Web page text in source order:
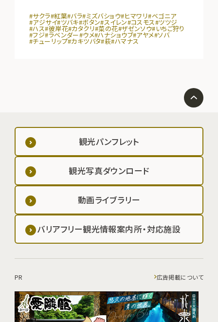
#サクラ#紅葉#バラ#ミズバショウ#ヒマワリ#ベゴニア
#アジサイ#ツバキ#ボタン#スイレン#コスモス#ツツジ
#ハス#彼岸花#カタクリ#菜の花#ザゼンソウ#いちご狩り
#フジ#ラベンダー#ウメ#ハナショウブ#アヤメ#ソバ
#チューリップ#カキツバタ#萩#ハマナス
観光パンフレット
観光写真ダウンロード
動画ライブラリー
バリアフリー観光情報案内所・対応施設
PR 広告掲載について